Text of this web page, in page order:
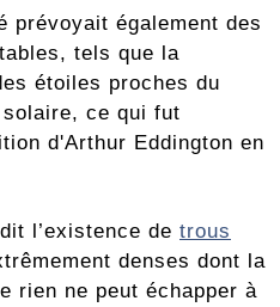
prévoyait également des
tels que la
étoiles proches du
ce qui fut
d'Arthur Eddington en
l’existence de trous
denses dont la
rien ne peut échapper à